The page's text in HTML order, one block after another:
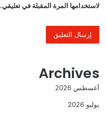
لاستخدامها المرة المقبلة في تعليقي.
Archives
أغسطس 2026
يوليو 2026